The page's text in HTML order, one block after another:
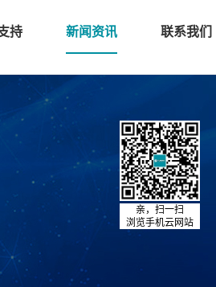
持 新闻资讯 联系我们
亲，扫一扫
浏览手机云网站